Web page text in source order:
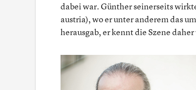
dabei war. Günther seinerseits
austria), wo er unter anderem das
herausgab, er kennt die Szene